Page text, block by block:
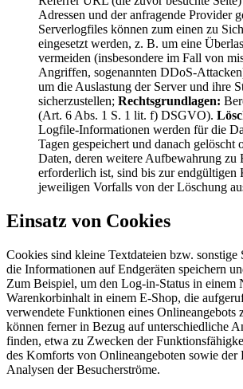
Adressen und der anfragende Provider
Serverlogfiles können zum einen zu
eingesetzt werden, z. B. um eine
vermeiden (insbesondere im Fall von
Angriffen, sogenannten DDoS-
um die Auslastung der Server und ihre
sicherzustellen; Rechtsgrundlagen:
(Art. 6 Abs. 1 S. 1 lit. f) DSGVO).
Logfile-Informationen werden für die
Tagen gespeichert und danach gelöscht
Daten, deren weitere Aufbewahrung zu
erforderlich ist, sind bis zur endgültigen
jeweiligen Vorfalls von der Löschung
Einsatz von Cookies
Cookies sind kleine Textdateien bzw. sonstige
die Informationen auf Endgeräten speichern
Zum Beispiel, um den Log-in-Status in einem
Warenkorbinhalt in einem E-Shop, die
verwendete Funktionen eines Onlineangebots
können ferner in Bezug auf unterschiedliche
finden, etwa zu Zwecken der
des Komforts von Onlineangeboten sowie der
Analysen der Besucherströme.